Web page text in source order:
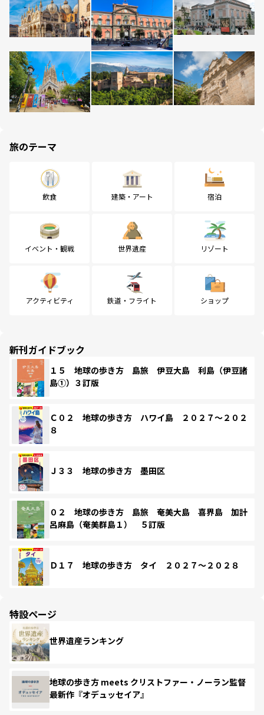
旅のテーマ
飲食 建築・アート 宿泊
イベント・観戦 世界遺産 リゾート
アクティビティ 鉄道・フライト ショップ
新刊ガイドブック
１５ 地球の歩き方 島旅 伊豆大島 利島（伊豆諸
島①）３訂版
Ｃ０２ 地球の歩き方 ハワイ島 ２０２７～２０２
８
Ｊ３３ 地球の歩き方 墨田区
０２ 地球の歩き方 島旅 奄美大島 喜界島 加計
呂麻島（奄美群島１） ５訂版
Ｄ１７ 地球の歩き方 タイ ２０２７～２０２８
特設ページ
世界遺産ランキング
地球の歩き方 meets クリストファー・ノーラン監督
最新作『オデュッセイア』